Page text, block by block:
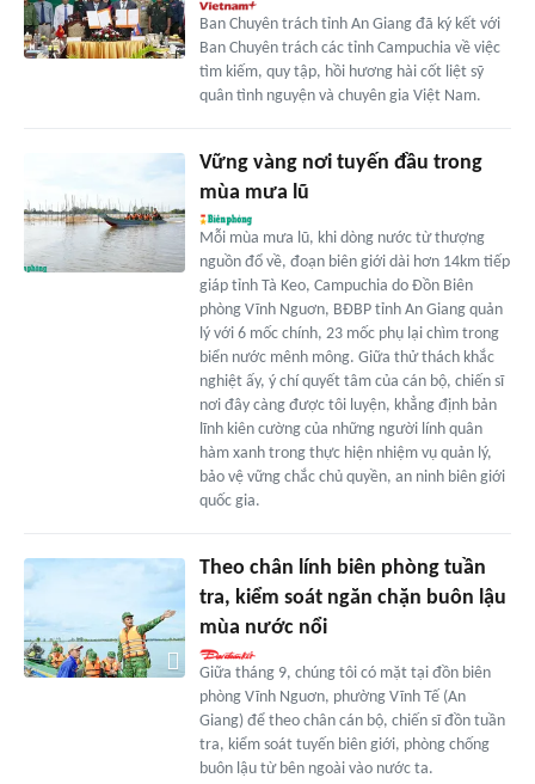
Ban Chuyên trách tỉnh An Giang đã ký kết với
Ban Chuyên trách các tỉnh Campuchia về việc
tìm kiếm, quy tập, hồi hương hài cốt liệt sỹ
quân tình nguyện và chuyên gia Việt Nam.
Vững vàng nơi tuyến đầu trong
mùa mưa lũ
Mỗi mùa mưa lũ, khi dòng nước từ thượng
nguồn đổ về, đoạn biên giới dài hơn 14km tiếp
giáp tỉnh Tà Keo, Campuchia do Đồn Biên
phòng Vĩnh Nguơn, BĐBP tỉnh An Giang quản
lý với 6 mốc chính, 23 mốc phụ lại chìm trong
biển nước mênh mông. Giữa thử thách khắc
nghiệt ấy, ý chí quyết tâm của cán bộ, chiến sĩ
nơi đây càng được tôi luyện, khẳng định bản
lĩnh kiên cường của những người lính quân
hàm xanh trong thực hiện nhiệm vụ quản lý,
bảo vệ vững chắc chủ quyền, an ninh biên giới
quốc gia.
Theo chân lính biên phòng tuần
tra, kiểm soát ngăn chặn buôn lậu
mùa nước nổi
Giữa tháng 9, chúng tôi có mặt tại đồn biên
phòng Vĩnh Nguơn, phường Vĩnh Tế (An
Giang) để theo chân cán bộ, chiến sĩ đồn tuần
tra, kiểm soát tuyến biên giới, phòng chống
buôn lậu từ bên ngoài vào nước ta.